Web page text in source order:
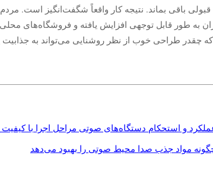
قبولی باقی بماند. نتیجه کار واقعاً شگفت‌انگیز است.
به طور قابل توجهی افزایش یافته و فروشگاه‌های
چقدر طراحی خوب از نظر روشنایی می‌تواند به
و استحکام دستگاه‌های صوتی مراحل اجرا با کیفیت
مواد جذب صدا محیط صوتی را بهبود می‌دهد